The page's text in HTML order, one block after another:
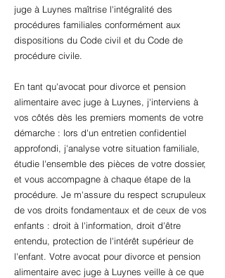
juge à Luynes maîtrise l'intégralité des
procédures familiales conformément aux
dispositions du Code civil et du Code de
procédure civile.
En tant qu'avocat pour divorce et pension
alimentaire avec juge à Luynes, j'interviens à
vos côtés dès les premiers moments de votre
démarche : lors d'un entretien confidentiel
approfondi, j'analyse votre situation familiale,
étudie l'ensemble des pièces de votre dossier,
et vous accompagne à chaque étape de la
procédure. Je m'assure du respect scrupuleux
de vos droits fondamentaux et de ceux de vos
enfants : droit à l'information, droit d'être
entendu, protection de l'intérêt supérieur de
l'enfant. Votre avocat pour divorce et pension
alimentaire avec juge à Luynes veille à ce que